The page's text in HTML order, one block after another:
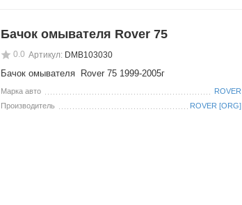
Бачок омывателя Rover 75
0.0 Артикул: DMB103030
Бачок омывателя Rover 75 1999-2005г
Марка авто
ROVER
Производитель
ROVER [ORG]